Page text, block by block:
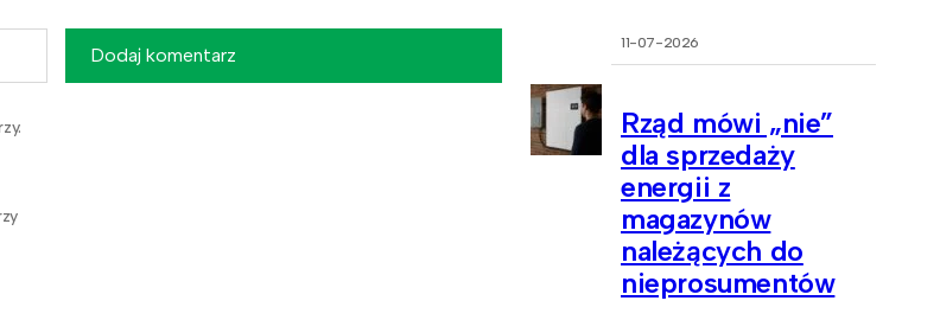
Dodaj komentarz
11-07-2026
Rząd mówi „nie”
dla sprzedaży
energii z
magazynów
należących do
nieprosumentów